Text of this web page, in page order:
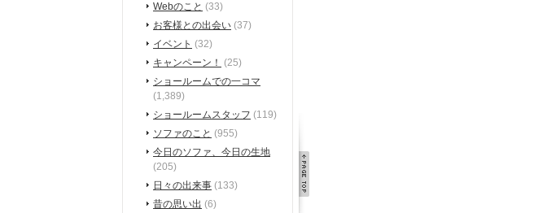
Webのこと (33)
お客様との出会い (37)
イベント (32)
キャンペーン！ (25)
ショールームでの一コマ
(1,389)
ショールームスタッフ (119)
ソファのこと (955)
今日のソファ、今日の生地
(205)
日々の出来事 (133)
昔の思い出 (6)